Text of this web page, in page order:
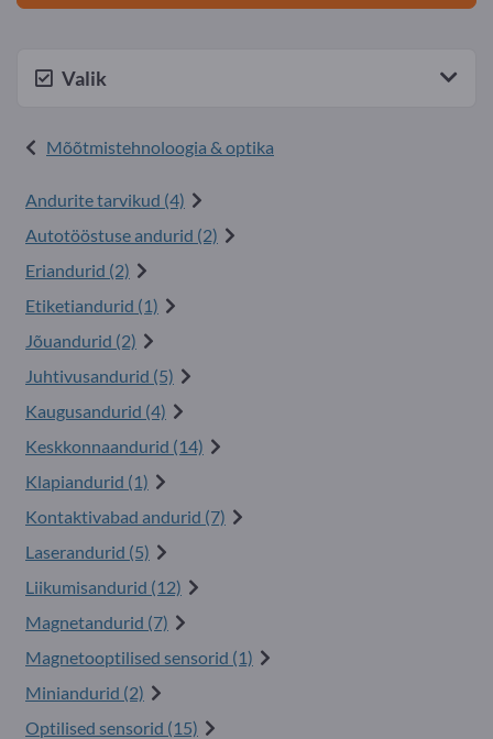
Valik
Mõõtmistehnoloogia & optika
Andurite tarvikud (4)
Autotööstuse andurid (2)
Eriandurid (2)
Etiketiandurid (1)
Jõuandurid (2)
Juhtivusandurid (5)
Kaugusandurid (4)
Keskkonnaandurid (14)
Klapiandurid (1)
Kontaktivabad andurid (7)
Laserandurid (5)
Liikumisandurid (12)
Magnetandurid (7)
Magnetooptilised sensorid (1)
Miniandurid (2)
Optilised sensorid (15)